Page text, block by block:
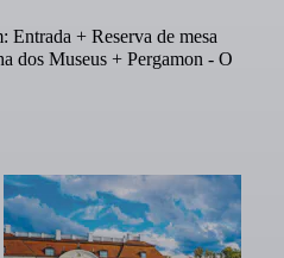
+ Reserva de mesa
dos Museus + Pergamon - O